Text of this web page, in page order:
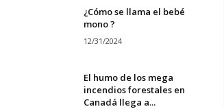
¿Cómo se llama el bebé
mono ?
12/31/2024
El humo de los mega
incendios forestales en
Canadá llega a...